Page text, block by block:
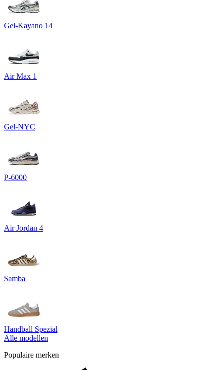
Gel-Kayano 14
Air Max 1
Gel-NYC
P-6000
Air Jordan 4
Samba
Handball Spezial
Alle modellen
Populaire merken